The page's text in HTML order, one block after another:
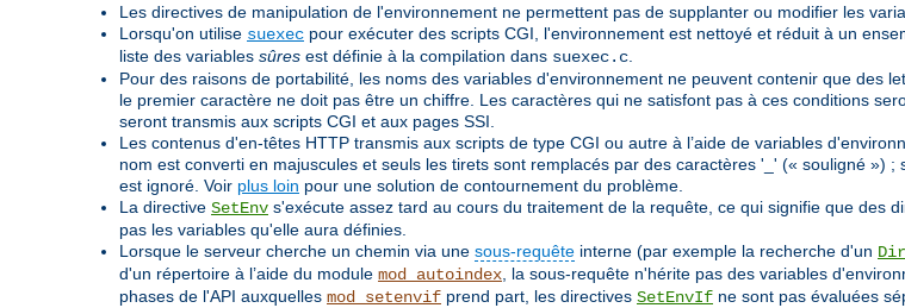
Les directives de manipulation de l'environnement ne permettent pas de supplanter ou modifier les
Lorsqu'on utilise suexec pour exécuter des scripts CGI, l'environnement est nettoyé et réduit à un
liste des variables sûres est définie à la compilation dans suexec.c
Pour des raisons de portabilité, les noms des variables d'environnement ne peuvent contenir que des
le premier caractère ne doit pas être un chiffre. Les caractères qui ne satisfont pas à ces conditions
seront transmis aux scripts CGI et aux pages SSI.
Les contenus d'en-têtes HTTP transmis aux scripts de type CGI ou autre à l’aide de variables
nom est converti en majuscules et seuls les tirets sont remplacés par des caractères '_' (« souligné »)
est ignoré. Voir plus loin pour une solution de contournement du problème.
La directive SetEnv s'exécute assez tard au cours du traitement de la requête, ce qui signifie que des
pas les variables qu'elle aura définies.
Lorsque le serveur cherche un chemin via une sous-requête interne (par exemple la recherche d'un
d'un répertoire à l’aide du module mod_autoindex , la sous-requête n'hérite pas des variables
phases de l'API auxquelles mod_setenvif prend part, les directives SetEnvIf ne sont pas évaluées